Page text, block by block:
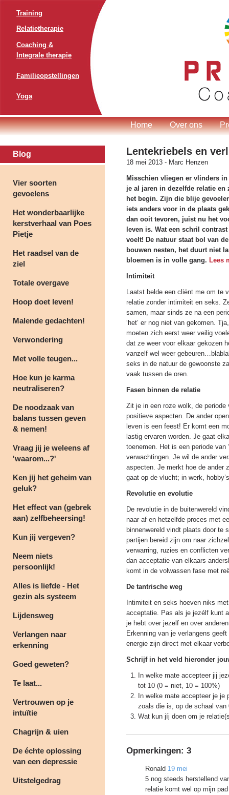
Training
Relatietherapie
Coaching &
Integrale therapie
Familieopstellingen
Yoga
Home Over ons
Blog
Vier soorten
gevoelens
Het wonderbaarlijke
kerstverhaal van Poes
Pietje
Het raadsel van de
ziel
Totale overgave
Hoop doet leven!
Malende gedachten!
Verwondering
Met volle teugen...
Hoe kun je karma
neutraliseren?
De noodzaak van
balans tussen geven
& nemen!
Vraag jij je weleens af
'waarom...?'
Ken jij het geheim van
geluk?
Het effect van (gebrek
aan) zelfbeheersing!
Kun jij vergeven?
Neem niets
persoonlijk!
Alles is liefde - Het
gezin als systeem
Lijdensweg
Verlangen naar
erkenning
Goed geweten?
Te laat...
Vertrouwen op je
intuïtie
Chagrijn & uien
De échte oplossing
van een depressie
Uitstelgedrag
Lentekriebels en
18 mei 2013 - Marc Henzen
Misschien vliegen er vlinders
je al jaren in dezelfde relatie
het begin. Zijn die blije
iets anders voor in de plaats
dan ooit tevoren, juist nu het
leven is. Wat een schril
voelt! De natuur staat bol van
bouwen nesten, het duurt niet
bloemen is in volle gang. Lees
Intimiteit
Laatst belde een cliënt me om te
relatie zonder intimiteit en seks.
samen, maar sinds ze na een
‘het’ er nog niet van gekomen.
moeten zich eerst weer veilig
dat ze weer voor elkaar gekozen
vanzelf wel weer
seks in de natuur de gewoonste
vaak tussen de oren.
Fasen binnen de relatie
Zit je in een roze wolk, de
positieve aspecten. De ander
leven is een feest! Er komt een
lastig ervaren worden. Je gaat
toenemen. Het is een periode van
verwachtingen. Je wil de ander
aspecten. Je merkt hoe de ander
gaat op de vlucht; in werk,
Revolutie en evolutie
De revolutie in de buitenwereld
naar af en hetzelfde proces met
binnenwereld vindt plaats door te
partijen bereid zijn om naar
verwarring, ruzies en conflicten
dan acceptatie van elkaars
komt in de volwassen fase met
De tantrische weg
Intimiteit en seks hoeven niks
acceptatie. Pas als je jezélf kunt
je hebt over jezelf en over
Erkenning van je verlangens
energie zijn direct met elkaar
Schrijf in het veld hieronder
In welke mate accepteer jij
tot 10 (0 = niet, 10 = 100%)
In welke mate accepteer je je
zoals die is, op de schaal van
Wat kun jíj doen om je
Opmerkingen: 3
Ronald 19 mei
5 nog steeds herstellend
relatie komt wel op mijn